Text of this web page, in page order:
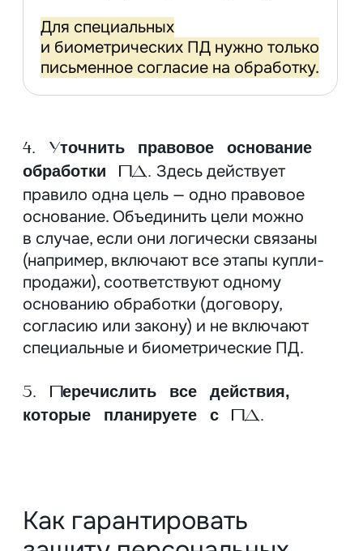
аутентификацию, идентифицировать
и аутентифицировать работников
от остальных пользователей.
не промахнуться
со сроками
В форме нужно указать дату начала
обработки ПД в целом Оператором,
а не отдельной категории субъектов.
То есть число может совпадать
с регистрацией застройщика в ЕГРЮЛ
или же фактическим началом сбора
и обработки.
Для посетителей сайта началом
обработки будет дата заполнения
формы (телефон / email) или активации
cookie, окончанием — любой срок,
самостоятельный отзыв согласия.
С 2025 года cookie-файлы требуют
отдельного согласия. Его можно
настраивает, на какие из них дает